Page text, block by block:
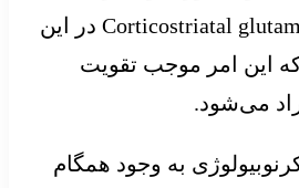
گلوتاماترژیک Corticostriatal glutamatergic در این
این امر موجب تقویت
می‌شود.
به وجود همگام